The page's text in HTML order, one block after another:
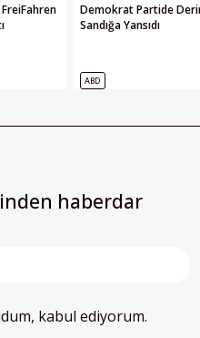
Demokrat Partide
Sandığa Yansıdı
ABD
haberdar
kabul ediyorum.